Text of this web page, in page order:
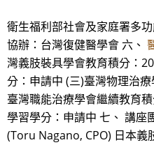
衛生福利部社會及家庭署多
協辦：台灣復健醫學會 六、
灣義肢裝具學會教育積分：
分：申請中 (三)臺灣物理治
臺灣職能治療學會繼續教育
學習學分：申請中 七、 講座
(Toru Nagano, CPO) 日本義